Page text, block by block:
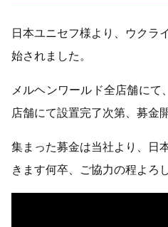
日本ユニセフ様より、ウクラ
始されました。
メルヘンワールド全店舗にて
店舗にて設置完了次第、募金
集まった募金は当社より、日
きます何卒、ご協力の程よろ